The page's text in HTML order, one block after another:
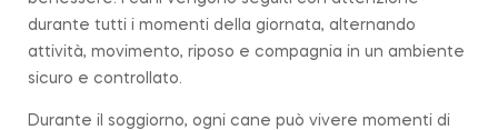
durante tutti i momenti della giornata, alternando
attività, movimento, riposo e compagnia in un ambiente
sicuro e controllato.
Durante il soggiorno, ogni cane può vivere momenti di